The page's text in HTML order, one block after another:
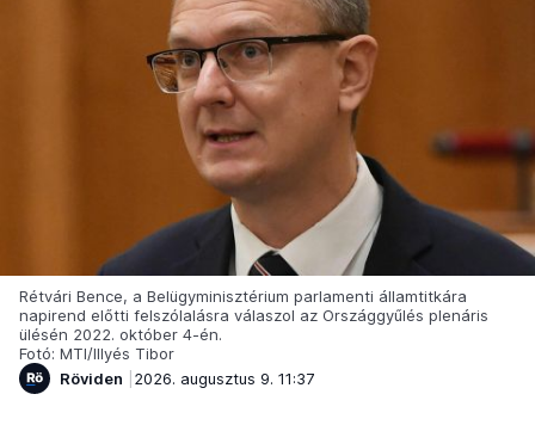
Rétvári Bence, a Belügyminisztérium parlamenti államtitkára
napirend előtti felszólalásra válaszol az Országgyűlés plenáris
ülésén 2022. október 4-én.
Fotó: MTI/Illyés Tibor
Röviden
2026. augusztus 9. 11:37